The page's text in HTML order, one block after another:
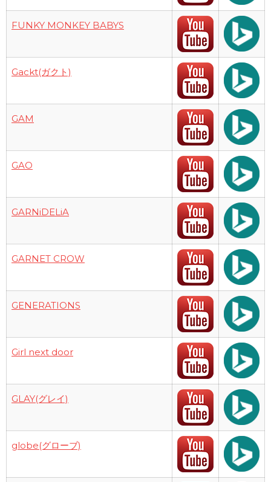
FUNKY MONKEY BABYS
Gackt(ガクト)
GAM
GAO
GARNiDELiA
GARNET CROW
GENERATIONS
Girl next door
GLAY(グレイ)
globe(グローブ)